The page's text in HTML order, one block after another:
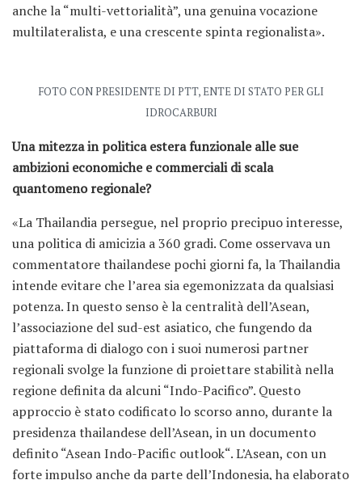
anche la “multi-vettorialità”, una genuina vocazione
multilateralista, e una crescente spinta regionalista».
FOTO CON PRESIDENTE DI PTT, ENTE DI STATO PER GLI
IDROCARBURI
Una mitezza in politica estera funzionale alle sue
ambizioni economiche e commerciali di scala
quantomeno regionale?
«La Thailandia persegue, nel proprio precipuo interesse,
una politica di amicizia a 360 gradi. Come osservava un
commentatore thailandese pochi giorni fa, la Thailandia
intende evitare che l’area sia egemonizzata da qualsiasi
potenza. In questo senso è la centralità dell’Asean,
l’associazione del sud-est asiatico, che fungendo da
piattaforma di dialogo con i suoi numerosi partner
regionali svolge la funzione di proiettare stabilità nella
regione definita da alcuni “Indo-Pacifico”. Questo
approccio è stato codificato lo scorso anno, durante la
presidenza thailandese dell’Asean, in un documento
definito “Asean Indo-Pacific outlook“. L’Asean, con un
forte impulso anche da parte dell’Indonesia, ha elaborato